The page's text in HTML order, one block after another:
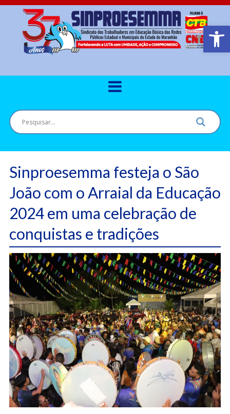
Barra de
Sinproesemma festeja o São
João com o Arraial da Educação
2024 em uma celebração de
conquistas e tradições